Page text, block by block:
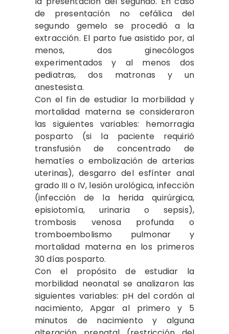
de presentación no cefálica del
segundo gemelo se procedió a la
extracción. El parto fue asistido por, al
menos, dos ginecólogos
experimentados y al menos dos
pediatras, dos matronas y un
anestesista.
Con el fin de estudiar la morbilidad y
mortalidad materna se consideraron
las siguientes variables: hemorragia
posparto (si la paciente requirió
transfusión de concentrado de
hematíes o embolización de arterias
uterinas), desgarro del esfínter anal
grado III o IV, lesión urológica, infección
(infección de la herida quirúrgica,
episiotomía, urinaria o sepsis),
trombosis venosa profunda o
tromboembolismo pulmonar y
mortalidad materna en los primeros
30 días posparto.
Con el propósito de estudiar la
morbilidad neonatal se analizaron las
siguientes variables: pH del cordón al
nacimiento, Apgar al primero y 5
minutos de nacimiento y alguna